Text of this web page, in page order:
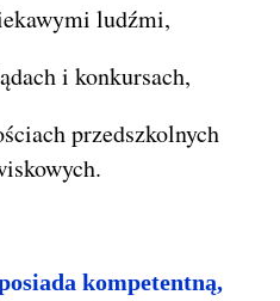
ludźmi,
i konkursach,
przedszkolnych
kompetentną,